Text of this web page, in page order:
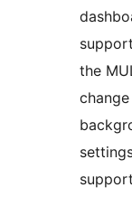
the